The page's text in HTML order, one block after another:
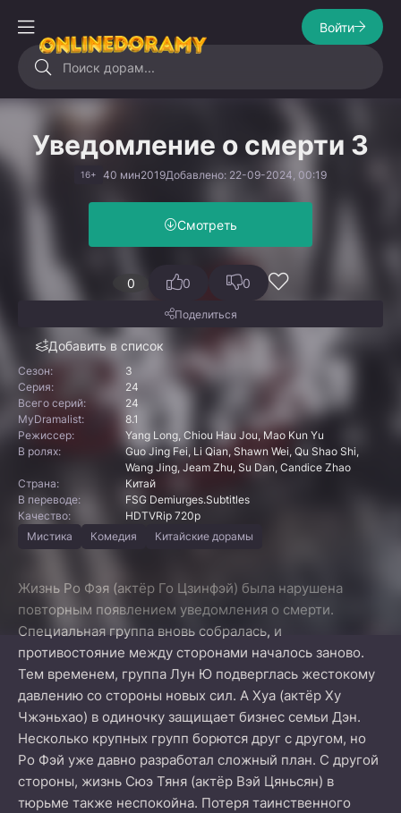
Войти
Уведомление о смерти 3
16+ 40 мин2019Добавлено: 22-09-2024, 00:19
Смотреть
0
Добавить в список
0 0
Поделиться
Сезон:
3
Серия:
24
Всего серий:
24
MyDramalist:
8.1
Режиссер:
Yang Long, Chiou Hau Jou, Mao Kun Yu
В ролях:
Guo Jing Fei, Li Qian, Shawn Wei, Qu Shao Shi,
Wang Jing, Jeam Zhu, Su Dan, Candice Zhao
Страна:
Китай
В переводе:
FSG Demiurges.Subtitles
Качество:
HDTVRip 720p
Мистика
Комедия Китайские дорамы
Жизнь Ро Фэя (актёр Го Цзинфэй) была нарушена
повторным появлением уведомления о смерти.
Специальная группа вновь собралась, и
противостояние между сторонами началось заново.
Тем временем, группа Лун Ю подверглась жестокому
давлению со стороны новых сил. А Хуа (актёр Ху
Чжэньхао) в одиночку защищает бизнес семьи Дэн.
Несколько крупных групп борются друг с другом, но
Ро Фэй уже давно разработал сложный план. С другой
стороны, жизнь Сюэ Тяня (актёр Вэй Цяньсян) в
тюрьме также неспокойна. Потеря таинственного